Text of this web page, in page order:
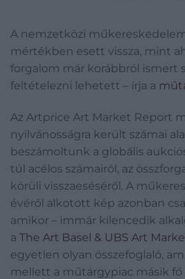
A nemzetközi
mértékben esett vissza, mint
forgalom már korábbról ismert
feltételezni lehetett – írja a
Az Artprice Art Market Report
nyilvánosságra került számai
beszámoltunk a globális
túl acélos számairól, az
körüli visszaeséséről. A
évéről alkotott kép azonban
amikor – immár kilencedik
a The Art Basel & UBS Art
egyetlen olyan összefoglaló,
mellett a műtárgypiac másik fő